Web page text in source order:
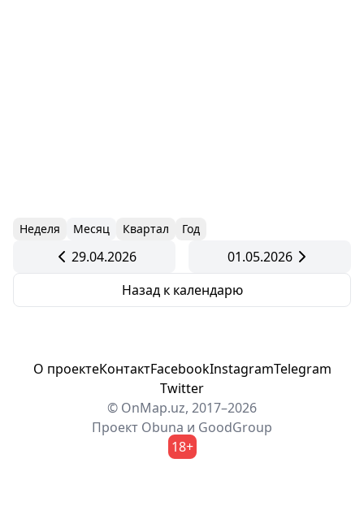
Неделя Месяц Квартал Год
29.04.2026
01.05.2026
Назад к календарю
О проектеКонтактFacebookInstagramTelegram
Twitter
© OnMap.uz, 2017–2026
Проект Obuna и GoodGroup
18+